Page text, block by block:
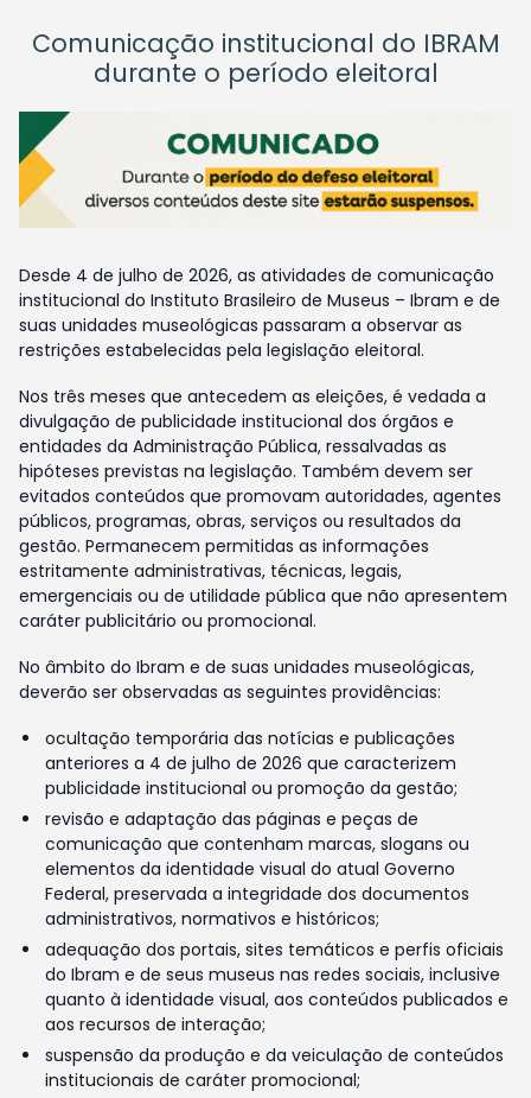
Comunicação institucional do IBRAM
durante o período eleitoral
Desde 4 de julho de 2026, as atividades de comunicação
institucional do Instituto Brasileiro de Museus – Ibram e de
suas unidades museológicas passaram a observar as
restrições estabelecidas pela legislação eleitoral.
Nos três meses que antecedem as eleições, é vedada a
divulgação de publicidade institucional dos órgãos e
entidades da Administração Pública, ressalvadas as
hipóteses previstas na legislação. Também devem ser
evitados conteúdos que promovam autoridades, agentes
públicos, programas, obras, serviços ou resultados da
gestão. Permanecem permitidas as informações
estritamente administrativas, técnicas, legais,
emergenciais ou de utilidade pública que não apresentem
caráter publicitário ou promocional.
No âmbito do Ibram e de suas unidades museológicas,
deverão ser observadas as seguintes providências:
ocultação temporária das notícias e publicações
anteriores a 4 de julho de 2026 que caracterizem
publicidade institucional ou promoção da gestão;
revisão e adaptação das páginas e peças de
comunicação que contenham marcas, slogans ou
elementos da identidade visual do atual Governo
Federal, preservada a integridade dos documentos
administrativos, normativos e históricos;
adequação dos portais, sites temáticos e perfis oficiais
do Ibram e de seus museus nas redes sociais, inclusive
quanto à identidade visual, aos conteúdos publicados e
aos recursos de interação;
suspensão da produção e da veiculação de conteúdos
institucionais de caráter promocional;